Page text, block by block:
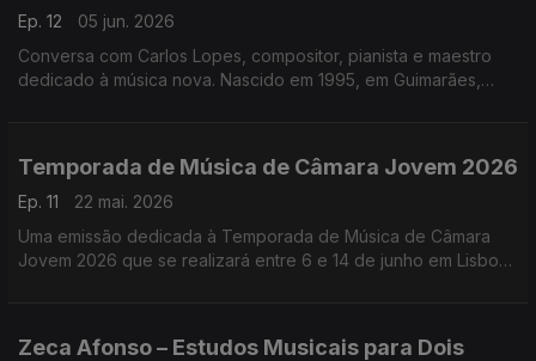
Ep. 12
05 jun. 2026
Conversa com Carlos Lopes, compositor, pianista e maestro
dedicado à música nova. Nascido em 1995, em Guimarães,
Temporada de Música de Câmara Jovem 2026
Ep. 11
22 mai. 2026
Uma emissão dedicada à Temporada de Música de Câmara
Jovem 2026 que se realizará entre 6 e 14 de junho em Lisboa,
Zeca Afonso – Estudos Musicais para Dois